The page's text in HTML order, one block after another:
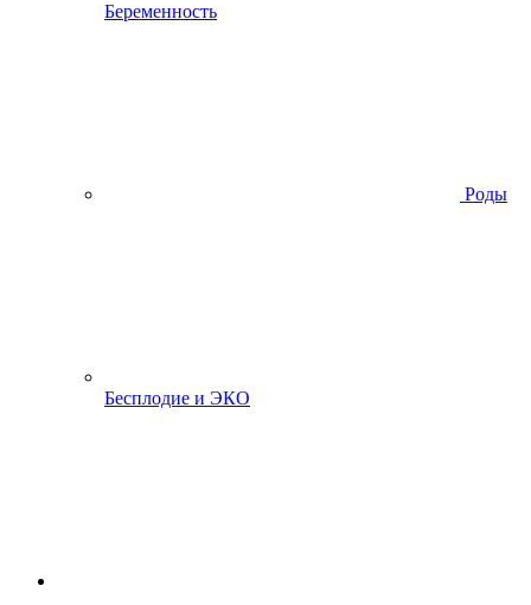
Беременность
Роды
Бесплодие и ЭКО